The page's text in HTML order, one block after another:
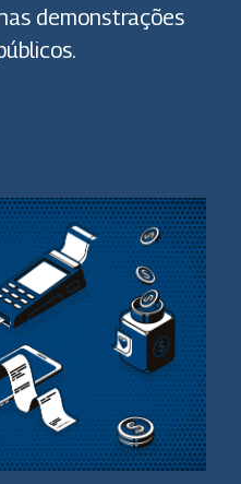
demonstrações